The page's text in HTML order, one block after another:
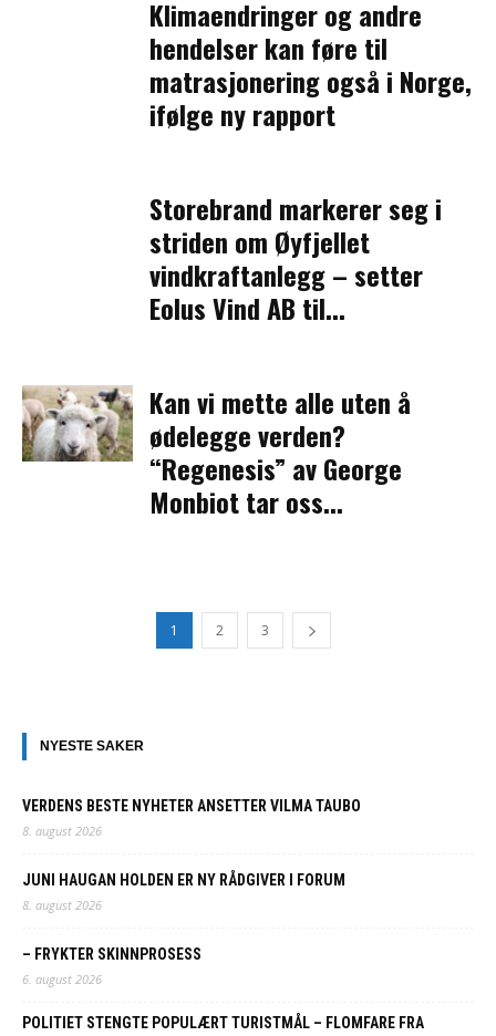
Klimaendringer og andre
hendelser kan føre til
matrasjonering også i Norge,
ifølge ny rapport
Storebrand markerer seg i
striden om Øyfjellet
vindkraftanlegg – setter
Eolus Vind AB til...
Kan vi mette alle uten å
ødelegge verden?
“Regenesis” av George
Monbiot tar oss...
1 2 3
NYESTE SAKER
VERDENS BESTE NYHETER ANSETTER VILMA TAUBO
8. august 2026
JUNI HAUGAN HOLDEN ER NY RÅDGIVER I FORUM
8. august 2026
– FRYKTER SKINNPROSESS
6. august 2026
POLITIET STENGTE POPULÆRT TURISTMÅL – FLOMFARE FRA